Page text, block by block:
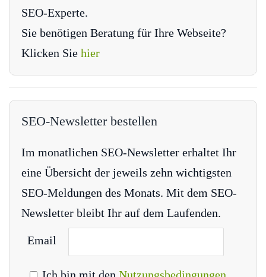
SEO-Experte.
Sie benötigen Beratung für Ihre Webseite?
Klicken Sie hier
SEO-Newsletter bestellen
Im monatlichen SEO-Newsletter erhaltet Ihr
eine Übersicht der jeweils zehn wichtigsten
SEO-Meldungen des Monats. Mit dem SEO-
Newsletter bleibt Ihr auf dem Laufenden.
Email